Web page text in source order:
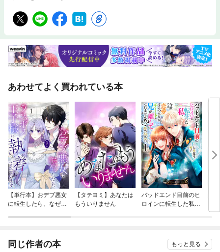
あわせてよく買われている本
【単行本】おデブ悪女
に転生したら、なぜか
【タテヨミ】あなたは
もういりません
バッドエンド目前のヒ
ロインに転生した私、
結
同じ作者の本 もっと見る